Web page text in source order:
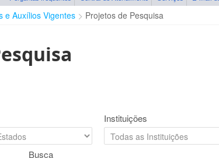
e Auxílios Vigentes Projetos de Pesquisa
Instituições
Busca